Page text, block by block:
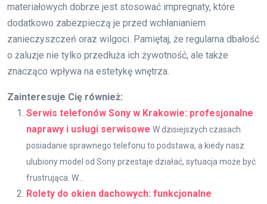
materiałowych dobrze jest stosować impregnaty, które
dodatkowo zabezpieczą je przed wchłanianiem
zanieczyszczeń oraz wilgoci. Pamiętaj, że regularna dbałość
o żaluzje nie tylko przedłuża ich żywotność, ale także
znacząco wpływa na estetykę wnętrza.
Zainteresuje Cię również:
Serwis telefonów Sony w Krakowie: profesjonalne
naprawy i usługi serwisowe W dzisiejszych czasach
posiadanie sprawnego telefonu to podstawa, a kiedy nasz
ulubiony model od Sony przestaje działać, sytuacja może być
frustrująca. W...
Rolety do okien dachowych: funkcjonalne